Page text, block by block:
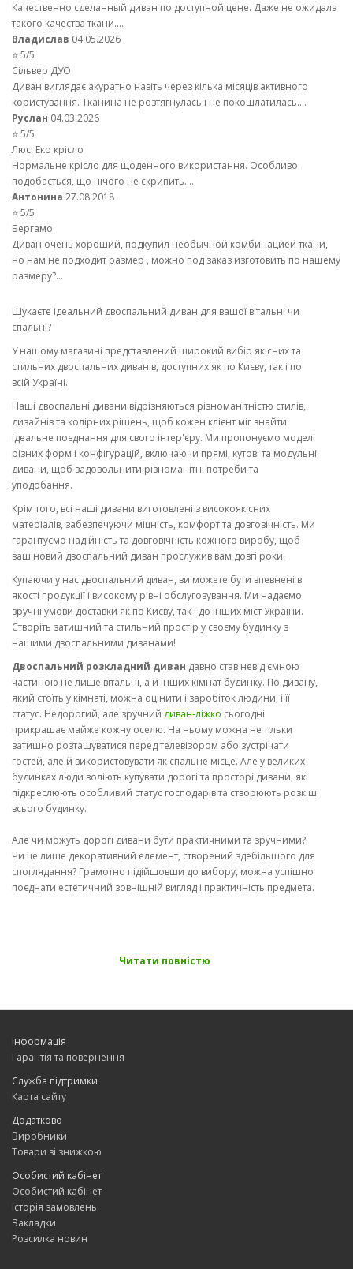
Качественно сделанный диван по доступной цене. Даже не ожидала
такого качества ткани....
Владислав 04.05.2026
⭐ 5/5
Сільвер ДУО
Диван виглядає акуратно навіть через кілька місяців активного
користування. Тканина не розтягнулась і не покошлатилась....
Руслан 04.03.2026
⭐ 5/5
Люсі Еко крісло
Нормальне крісло для щоденного використання. Особливо
подобається, що нічого не скрипить....
Антонина 27.08.2018
⭐ 5/5
Бергамо
Диван очень хороший, подкупил необычной комбинацией ткани,
но нам не подходит размер , можно под заказ изготовить по нашему
размеру?...
Шукаєте ідеальний двоспальний диван для вашої вітальні чи
спальні?
У нашому магазині представлений широкий вибір якісних та
стильних двоспальних диванів, доступних як по Києву, так і по
всій Україні.
Наші двоспальні дивани відрізняються різноманітністю стилів,
дизайнів та колірних рішень, щоб кожен клієнт міг знайти
ідеальне поєднання для свого інтер'єру. Ми пропонуємо моделі
різних форм і конфігурацій, включаючи прямі, кутові та модульні
дивани, щоб задовольнити різноманітні потреби та
уподобання.
Крім того, всі наші дивани виготовлені з високоякісних
матеріалів, забезпечуючи міцність, комфорт та довговічність. Ми
гарантуємо надійність та довговічність кожного виробу, щоб
ваш новий двоспальний диван прослужив вам довгі роки.
Купаючи у нас двоспальний диван, ви можете бути впевнені в
якості продукції і високому рівні обслуговування. Ми надаємо
зручні умови доставки як по Києву, так і до інших міст України.
Створіть затишний та стильний простір у своєму будинку з
нашими двоспальними диванами!
Двоспальний розкладний диван давно став невід'ємною
частиною не лише вітальні, а й інших кімнат будинку. По дивану,
який стоїть у кімнаті, можна оцінити і заробіток людини, і її
статус. Недорогий, але зручний диван-ліжко сьогодні
прикрашає майже кожну оселю. На ньому можна не тільки
затишно розташуватися перед телевізором або зустрічати
гостей, але й використовувати як спальне місце. Але у великих
будинках люди воліють купувати дорогі та просторі дивани, які
підкреслюють особливий статус господарів та створюють розкіш
всього будинку.
Але чи можуть дорогі дивани бути практичними та зручними?
Чи це лише декоративний елемент, створений здебільшого для
споглядання? Грамотно підійшовши до вибору, можна успішно
поєднати естетичний зовнішній вигляд і практичність предмета.
Оббивальний матеріал для
двоспального дивана у
вітальню
Звичайно, великий білосніжний двоспальний диван у вітальні,
де господарі зустрічають частих гостей, практичним не назвеш,
Читати повністю
Інформація
Гарантія та повернення
Служба підтримки
Карта сайту
Додатково
Виробники
Товари зі знижкою
Особистий кабінет
Особистий кабінет
Історія замовлень
Закладки
Розсилка новин